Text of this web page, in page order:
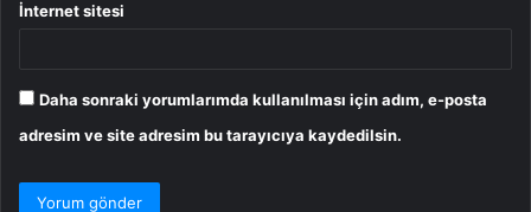
İnternet sitesi
Daha sonraki yorumlarımda kullanılması için adım, e-posta
adresim ve site adresim bu tarayıcıya kaydedilsin.